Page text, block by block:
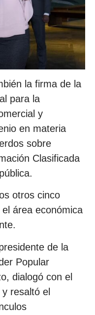
la firma de la
para la
y
en materia
sobre
Clasificada
otros cinco
área económica
de la
Popular
dialogó con el
resaltó el